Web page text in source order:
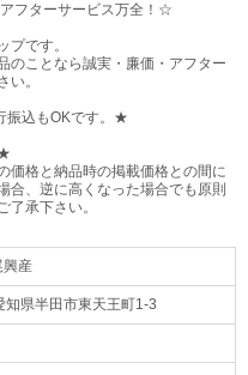
フターサービス万全！☆
プです。
のことなら誠実・廉価・アフター
い。
振込もOKです。★
価格と納品時の掲載価格との間に
合、逆に高くなった場合でも原則
了承下さい。
興産
知県半田市東天王町1-3